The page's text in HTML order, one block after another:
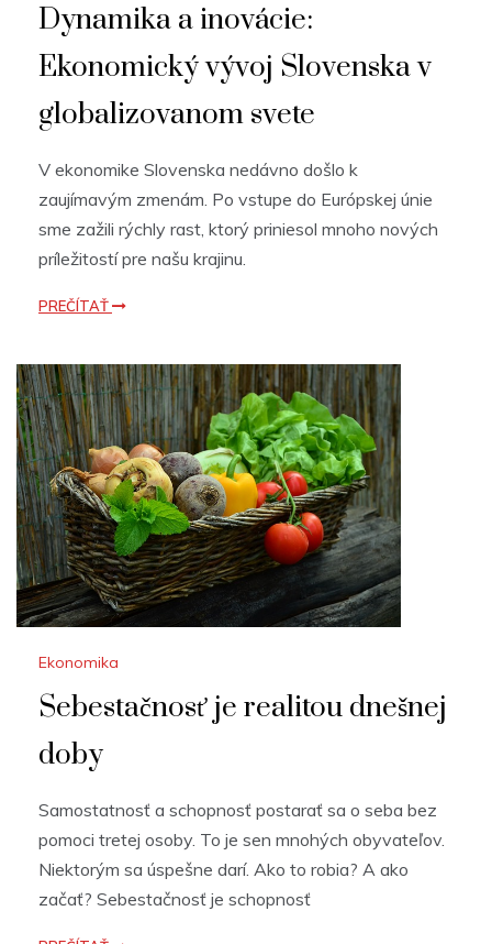
Dynamika a inovácie:
Ekonomický vývoj Slovenska v
globalizovanom svete
V ekonomike Slovenska nedávno došlo k
zaujímavým zmenám. Po vstupe do Európskej únie
sme zažili rýchly rast, ktorý priniesol mnoho nových
príležitostí pre našu krajinu.
PREČÍTAŤ
Ekonomika
Sebestačnosť je realitou dnešnej
doby
Samostatnosť a schopnosť postarať sa o seba bez
pomoci tretej osoby. To je sen mnohých obyvateľov.
Niektorým sa úspešne darí. Ako to robia? A ako
začať? Sebestačnosť je schopnosť